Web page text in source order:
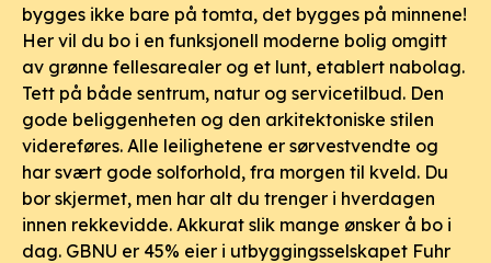
bygges ikke bare på tomta, det bygges på minnene!
Her vil du bo i en funksjonell moderne bolig omgitt
av grønne fellesarealer og et lunt, etablert nabolag.
Tett på både sentrum, natur og servicetilbud. Den
gode beliggenheten og den arkitektoniske stilen
videreføres. Alle leilighetene er sørvestvendte og
har svært gode solforhold, fra morgen til kveld. Du
bor skjermet, men har alt du trenger i hverdagen
innen rekkevidde. Akkurat slik mange ønsker å bo i
dag. GBNU er 45% eier i utbyggingsselskapet Fuhr